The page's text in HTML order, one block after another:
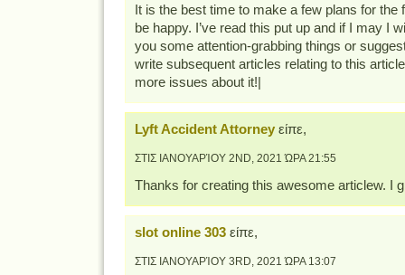
It is the best time to make a few plans for the
be happy. I’ve read this put up and if I may I
you some attention-grabbing things or
write subsequent articles relating to this
more issues about it!|
Lyft Accident Attorneyείπε,
ΣΤΙΣ ΙΑΝΟΥΑΡΊΟΥ 2ND, 2021 ΏΡΑ 21:55
Thanks for creating this awesome articlew. I
slot online 303είπε,
ΣΤΙΣ ΙΑΝΟΥΑΡΊΟΥ 3RD, 2021 ΏΡΑ 13:07